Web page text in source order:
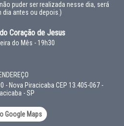
puder ser realizada nesse dia, será
dia antes ou depois.)
Coração de Jesus
do Mês - 19h30
ENDEREÇO
- Nova Piracicaba CEP 13.405-067 -
- SP
Google Maps